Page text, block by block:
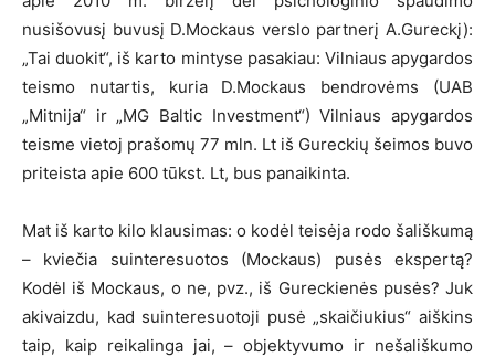
nusišovusį buvusį D.Mockaus verslo partnerį A.Gureckį):
„Tai duokit“, iš karto mintyse pasakiau: Vilniaus apygardos
teismo nutartis, kuria D.Mockaus bendrovėms (UAB
„Mitnija“ ir „MG Baltic Investment“) Vilniaus apygardos
teisme vietoj prašomų 77 mln. Lt iš Gureckių šeimos buvo
priteista apie 600 tūkst. Lt, bus panaikinta.
Mat iš karto kilo klausimas: o kodėl teisėja rodo šališkumą
– kviečia suinteresuotos (Mockaus) pusės ekspertą?
Kodėl iš Mockaus, o ne, pvz., iš Gureckienės pusės? Juk
akivaizdu, kad suinteresuotoji pusė „skaičiukius“ aiškins
taip, kaip reikalinga jai, – objektyvumo ir nešališkumo